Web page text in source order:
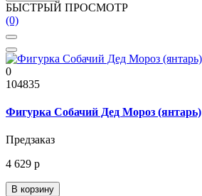
БЫСТРЫЙ ПРОСМОТР
(0)
0
104835
Фигурка Собачий Дед Мороз (янтарь)
Предзаказ
4 629 р
В корзину